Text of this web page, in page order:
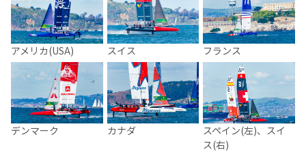
アメリカ(USA) スイス フランス
デンマーク カナダ
スペイン(左)、スイ
ス(右)